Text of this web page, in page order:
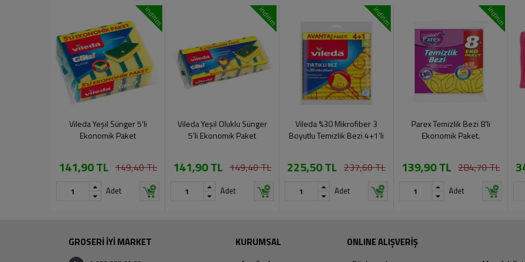
indirim
Vileda Yeşil Sünger 5’li
Ekonomik Paket
141,90 TL 149,40 TL
Adet
indirim
Vileda Yeşil Oluklu Sünger
5’li Ekonomik Paket
141,90 TL 149,40 TL
Adet
indirim
Vileda %30 Mikrofiber 3
Boyutlu Temizlik Bezi 4+1’li
225,50 TL 237,60 TL
Adet
indirim
Parex Temizlik Bezi 8’li
Ekonomik Paket.
139,90 TL 284,70 TL
Adet
GROSERİ İYİ MARKET KURUMSAL ONLINE ALIŞVERİŞ